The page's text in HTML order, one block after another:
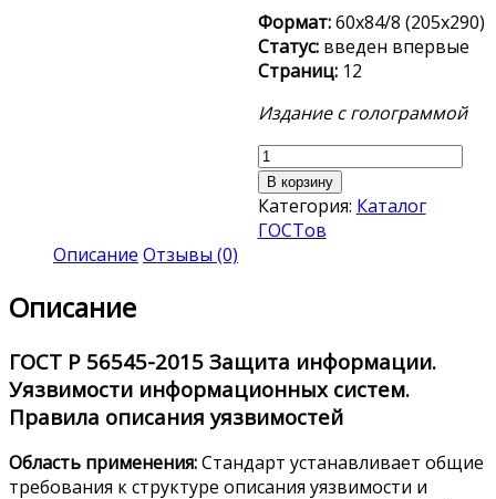
Формат:60х84/8 (205х290)
Статус: введен впервые
Страниц:12
Издание с голограммой
Количество
товара
ГОСТ
Р
В корзину
Категория: Каталог
ГОСТов
Описание Отзывы (0)
Описание
ГОСТ Р 56545-2015 Защита информации.
Уязвимости информационных систем.
Правила описания уязвимостей
Область применения:Стандарт устанавливает общие
требования к структуре описания уязвимости и